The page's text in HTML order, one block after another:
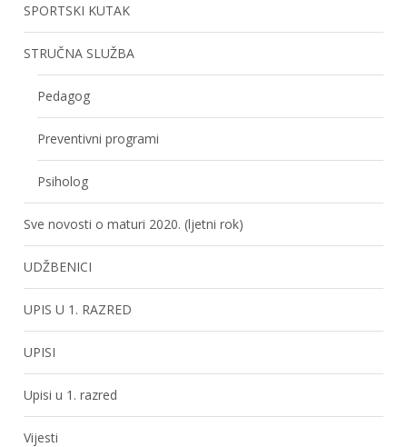
SPORTSKI KUTAK
STRUČNA SLUŽBA
Pedagog
Preventivni programi
Psiholog
Sve novosti o maturi 2020. (ljetni rok)
UDŽBENICI
UPIS U 1. RAZRED
UPISI
Upisi u 1. razred
Vijesti